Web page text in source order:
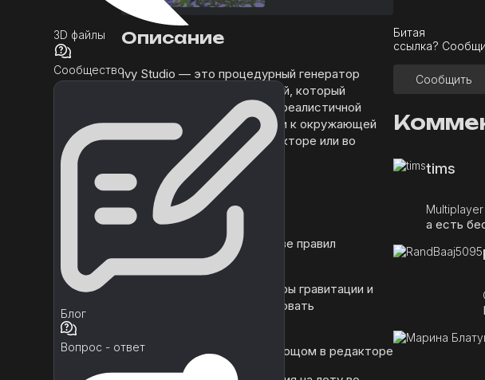
3D файлы
Сообщество
Блог
Вопрос - ответ
Описание
Ivy Studio — это процедурный генератор
плюща и вьющихся растений, который
фокусируется на создании реалистичной
адаптивной растительности к окружающей
среде. Создайте Ivy в редакторе или во
время выполнения.
Функции:
- Генерация плюща на основе правил
поведения растений
- Используйте модификаторы гравитации и
кривизны, чтобы контролировать
- Создание и управление плющом в редакторе
Битая
ссылка?
Сообщить
tims
а есть